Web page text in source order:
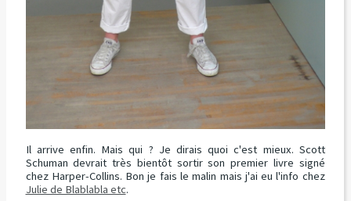
Il arrive enfin. Mais qui ? Je dirais quoi c'est mieux. Scott
Schuman devrait très bientôt sortir son premier livre signé
chez Harper-Collins. Bon je fais le malin mais j'ai eu l'info chez
Julie de Blablabla etc.